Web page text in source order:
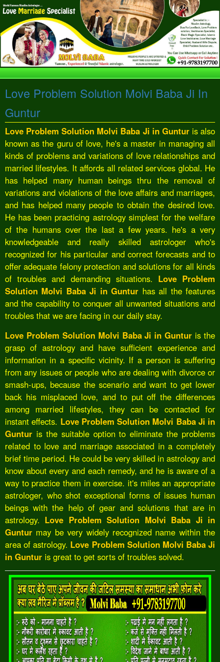
Love Problem Solution Molvi Baba Ji In
Guntur
Love Problem Solution Molvi Baba Ji in Gunturis also
known as the guru of love, he's a master in managing all
kinds of problems and variations of love relationships and
married lifestyles. It affords all related services global. He
has helped many human beings thru the removal of
variations and violations of the love affairs and marriages,
and has helped many people to obtain the desired love.
He has been practicing astrology simplest for the welfare
of the humans over the last a few years. he's a very
knowledgeable and really skilled astrologer who's
recognized for his particular and correct forecasts and to
offer adequate felony protection and solutions for all kinds
of troubles and demanding situations. Love Problem
Solution Molvi Baba Ji in Guntur has all the features
and the capability to conquer all unwanted situations and
troubles that we are facing in our daily stay.
Love Problem Solution Molvi Baba Ji in Guntur is the
grasp of astrology and have sufficient experience and
information in a specific vicinity. If a person is suffering
from any issues or people who are dealing with divorce or
smash-ups, because the scenario and want to get lower
back his misplaced love, and to put off the differences
among married lifestyles, they can be contacted for
instant effects. Love Problem Solution Molvi Baba Ji in
Guntur is the suitable option to eliminate the problems
related to love and marriage associated in a completely
brief time period. He could be very skilled in astrology and
know about every and each remedy, and he is aware of a
way to practice them in exercise. it's miles an appropriate
astrologer, who shot exceptional forms of issues human
beings with the help of gear and solutions that are in
astrology. Love Problem Solution Molvi Baba Ji in
Guntur may be very widely recognized name within the
area of astrology. Love Problem Solution Molvi Baba Ji
in Guntur is great to get sorts of troubles solved.